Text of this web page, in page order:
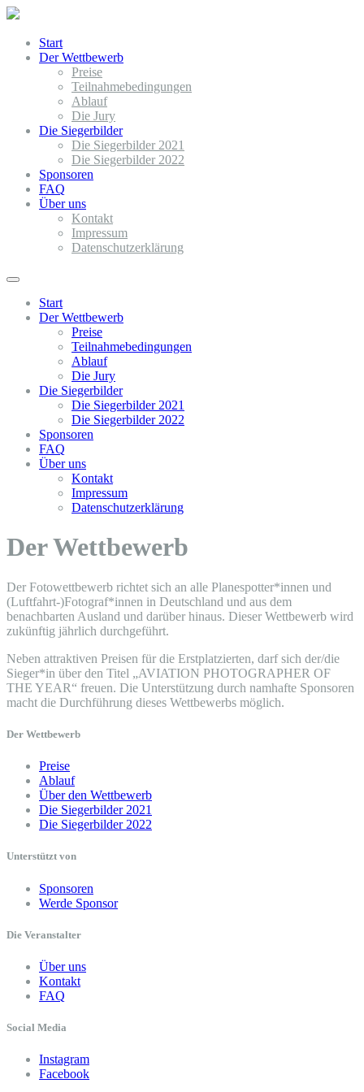
Start
Der Wettbewerb
Preise
Teilnahmebedingungen
Ablauf
Die Jury
Die Siegerbilder
Die Siegerbilder 2021
Die Siegerbilder 2022
Sponsoren
FAQ
Über uns
Kontakt
Impressum
Datenschutzerklärung
Start
Der Wettbewerb
Preise
Teilnahmebedingungen
Ablauf
Die Jury
Die Siegerbilder
Die Siegerbilder 2021
Die Siegerbilder 2022
Sponsoren
FAQ
Über uns
Kontakt
Impressum
Datenschutzerklärung
Der Wettbewerb
Der Fotowettbewerb richtet sich an alle Planespotter*innen und
(Luftfahrt-)Fotograf*innen in Deutschland und aus dem
benachbarten Ausland und darüber hinaus. Dieser Wettbewerb wird
zukünftig jährlich durchgeführt.
Neben attraktiven Preisen für die Erstplatzierten, darf sich der/die
Sieger*in über den Titel „AVIATION PHOTOGRAPHER OF
THE YEAR“ freuen. Die Unterstützung durch namhafte Sponsoren
macht die Durchführung dieses Wettbewerbs möglich.
Der Wettbewerb
Preise
Ablauf
Über den Wettbewerb
Die Siegerbilder 2021
Die Siegerbilder 2022
Unterstützt von
Sponsoren
Werde Sponsor
Die Veranstalter
Über uns
Kontakt
FAQ
Social Media
Instagram
Facebook